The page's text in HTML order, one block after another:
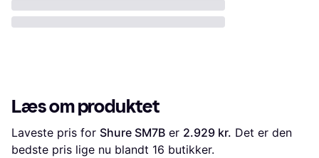
Læs om produktet
Laveste pris for Shure SM7B er 2.929 kr. Det er den
bedste pris lige nu blandt 16 butikker.